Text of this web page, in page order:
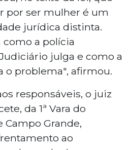
por ser mulher é um
jurídica distinta.
como a polícia
julga e como a
o problema", afirmou.
responsáveis, o juiz
da 1ª Vara do
Grande,
ao